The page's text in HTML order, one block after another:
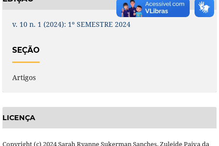
v. 10 n. 1 (2024): 1º SEMESTRE 2024
SEÇÃO
Artigos
LICENÇA
Copyright (c) 2024 Sarah Ryanne Sukerman Sanches, Zuleide Paiva da